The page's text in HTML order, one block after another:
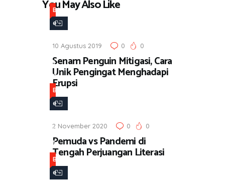
You May Also Like
B
e
i
t
a
10 Agustus 2019 0 0
Senam Penguin Mitigasi, Cara
Unik Pengingat Menghadapi
Erupsi
B
e
i
t
a
2 November 2020 0 0
Pemuda vs Pandemi di
Tengah Perjuangan Literasi
B
e